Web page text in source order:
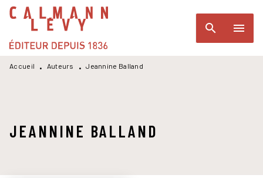
MENU RECHERCHE
PIED DE PAGE
search menu
Accueil • Auteurs • Jeannine Balland
JEANNINE BALLAND